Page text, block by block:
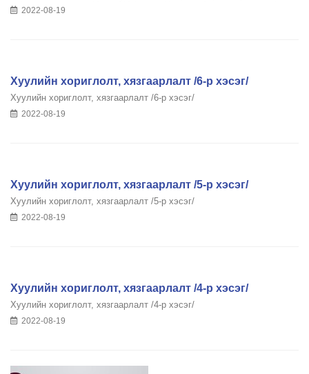
2022-08-19
Хуулийн хориглолт, хязгаарлалт /6-р хэсэг/
Хуулийн хориглолт, хязгаарлалт /6-р хэсэг/
2022-08-19
Хуулийн хориглолт, хязгаарлалт /5-р хэсэг/
Хуулийн хориглолт, хязгаарлалт /5-р хэсэг/
2022-08-19
Хуулийн хориглолт, хязгаарлалт /4-р хэсэг/
Хуулийн хориглолт, хязгаарлалт /4-р хэсэг/
2022-08-19